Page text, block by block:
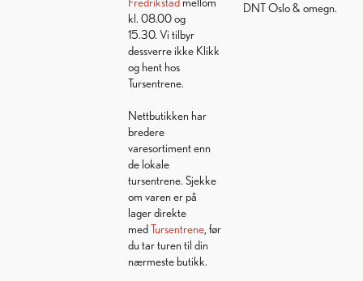
kl. 08.00 og
15.30. Vi tilbyr
dessverre ikke Klikk
og hent hos
Tursentrene.
Nettbutikken har
bredere
varesortiment enn
de lokale
tursentrene. Sjekke
om varen er på
lager direkte
medTursentrene, før
du tar turen til din
nærmeste butikk.
DNT Oslo & omegn.